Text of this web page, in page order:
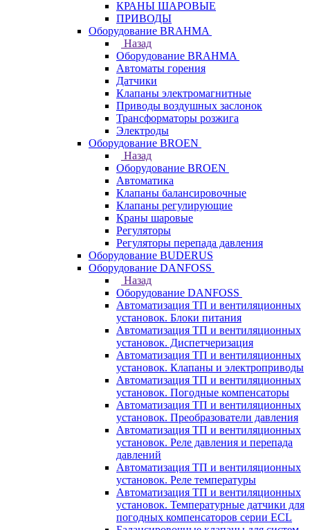
КРАНЫ ШАРОВЫЕ
ПРИВОДЫ
Оборудование BRAHMA
Назад
Оборудование BRAHMA
Автоматы горения
Датчики
Клапаны электромагнитные
Приводы воздушных заслонок
Трансформаторы розжига
Электроды
Оборудование BROEN
Назад
Оборудование BROEN
Автоматика
Клапаны балансировочные
Клапаны регулирующие
Краны шаровые
Регуляторы
Регуляторы перепада давления
Оборудование BUDERUS
Оборудование DANFOSS
Назад
Оборудование DANFOSS
Автоматизация ТП и вентиляционных
установок. Блоки питания
Автоматизация ТП и вентиляционных
установок. Диспетчеризация
Автоматизация ТП и вентиляционных
установок. Клапаны и электроприводы
Автоматизация ТП и вентиляционных
установок. Погодные компенсаторы
Автоматизация ТП и вентиляционных
установок. Преобразователи давления
Автоматизация ТП и вентиляционных
установок. Реле давления и перепада
давлений
Автоматизация ТП и вентиляционных
установок. Реле температуры
Автоматизация ТП и вентиляционных
установок. Температурные датчики для
погодных компенсаторов серии ECL